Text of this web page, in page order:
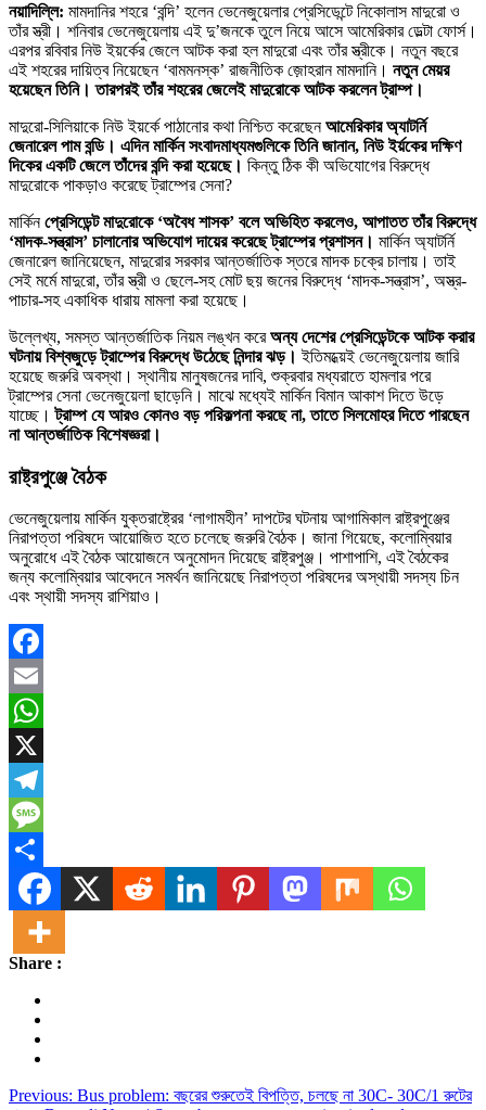
নয়াদিল্লি: মামদানির শহরে ‘বন্দি’ হলেন ভেনেজুয়েলার প্রেসিডেন্টে নিকোলাস মাদুরো ও
তাঁর স্ত্রী। শনিবার ভেনেজুয়েলায় এই দু’জনকে তুলে নিয়ে আসে আমেরিকার ডেল্টা ফোর্স।
এরপর রবিবার নিউ ইয়র্কের জেলে আটক করা হল মাদুরো এবং তাঁর স্ত্রীকে। নতুন বছরে
এই শহরের দায়িত্ব নিয়েছেন ‘বামমনস্ক’ রাজনীতিক জ়োহরান মামদানি। নতুন মেয়র
হয়েছেন তিনি। তারপরই তাঁর শহরের জেলেই মাদুরোকে আটক করলেন ট্রাম্প।
মাদুরো-সিলিয়াকে নিউ ইয়র্কে পাঠানোর কথা নিশ্চিত করেছেনআমেরিকার অ্যাটর্নি
জেনারেল পাম বন্ডি। এদিন মার্কিন সংবাদমাধ্যমগুলিকে তিনি জানান, নিউ ইর্য়কের দক্ষিণ
দিকের একটি জেলে তাঁদের বন্দি করা হয়েছে। কিন্তু ঠিক কী অভিযোগের বিরুদ্ধে
মাদুরোকে পাকড়াও করেছে ট্রাম্পের সেনা?
মার্কিনপ্রেসিডেন্ট মাদুরোকে ‘অবৈধ শাসক’ বলে অভিহিত করলেও, আপাতত তাঁর বিরুদ্ধে
‘মাদক-সন্ত্রাস’ চালানোর অভিযোগ দায়ের করেছে ট্রাম্পের প্রশাসন। মার্কিন অ্যাটর্নি
জেনারেল জানিয়েছেন, মাদুরোর সরকার আন্তর্জাতিক স্তরে মাদক চক্রে চালায়। তাই
সেই মর্মে মাদুরো, তাঁর স্ত্রী ও ছেলে-সহ মোট ছয় জনের বিরুদ্ধে ‘মাদক-সন্ত্রাস’, অস্ত্র-
পাচার-সহ একাধিক ধারায় মামলা করা হয়েছে।
উল্লেখ্য, সমস্ত আন্তর্জাতিক নিয়ম লঙ্খন করেঅন্য দেশের প্রেসিডেন্টকে আটক করার
ঘটনায় বিশ্বজুড়ে ট্রাম্পের বিরুদ্ধে উঠেছে নিন্দার ঝড়। ইতিমধ্য়েই ভেনেজুয়েলায় জারি
হয়েছে জরুরি অবস্থা। স্থানীয় মানুষজনের দাবি, শুক্রবার মধ্যরাতে হামলার পরে
ট্রাম্পের সেনা ভেনেজুয়েলা ছাড়েনি। মাঝে মধ্যেই মার্কিন বিমান আকাশ দিতে উড়ে
যাচ্ছে।ট্রাম্প যে আরও কোনও বড় পরিকল্পনা করছে না, তাতে সিলমোহর দিতে পারছেন
না আন্তর্জাতিক বিশেষজ্ঞরা।
রাষ্ট্রপুঞ্জে বৈঠক
ভেনেজুয়েলায় মার্কিন যুক্তরাষ্ট্রের ‘লাগামহীন’ দাপটের ঘটনায় আগামিকাল রাষ্ট্রপুঞ্জের
নিরাপত্তা পরিষদে আয়োজিত হতে চলেছে জরুরি বৈঠক। জানা গিয়েছে, কলোম্বিয়ার
অনুরোধে এই বৈঠক আয়োজনে অনুমোদন দিয়েছে রাষ্ট্রপুঞ্জ। পাশাপাশি, এই বৈঠকের
জন্য কলোম্বিয়ার আবেদনে সমর্থন জানিয়েছে নিরাপত্তা পরিষদের অস্থায়ী সদস্য চিন
এবং স্থায়ী সদস্য রাশিয়াও।
Facebook
Email
WhatsApp
X
Telegram
Message
Share
Share :
Post
Previous: Bus problem: বছরের শুরুতেই বিপত্তি, চলছে না 30C- 30C/1 রুটের